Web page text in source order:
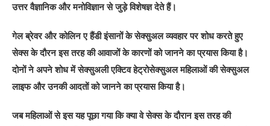
उत्तर वैज्ञानिक और मनोविज्ञान से जुड़े विशेषज्ञ देते हैं।
गेल ब्रेवर और कोलिन ए हैंडी इंसानों के सेक्सुअल व्यवहार पर शोध करते हुए
सेक्स के दौरन इस तरह की आवाजों के कारणों को जानने का प्रयास किया है।
दोनों ने अपने शोध में सेक्सुअली एक्टिव हेट्रोसेक्सुअल महिलाओं की सेक्सुअल
लाइफ और उनकी आदतों को जानने का प्रयास किया है।
जब महिलाओं से इस यह पूछा गया कि क्या वे सेक्स के दौरान इस तरह की